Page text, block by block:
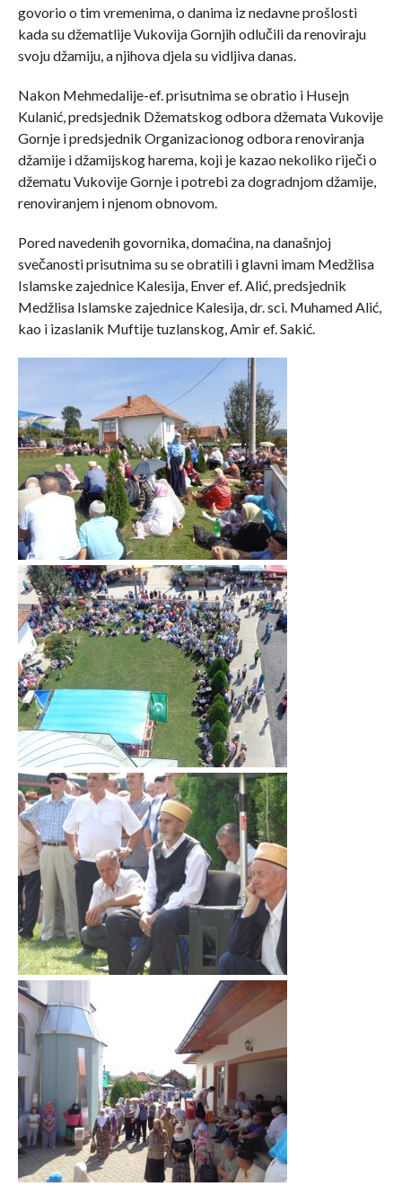
govorio o tim vremenima, o danima iz nedavne prošlosti
kada su džematlije Vukovija Gornjih odlučili da renoviraju
svoju džamiju, a njihova djela su vidljiva danas.
Nakon Mehmedalije-ef. prisutnima se obratio i Husejn
Kulanić, predsjednik Džematskog odbora džemata Vukovije
Gornje i predsjednik Organizacionog odbora renoviranja
džamije i džamijskog harema, koji je kazao nekoliko riječi o
džematu Vukovije Gornje i potrebi za dogradnjom džamije,
renoviranjem i njenom obnovom.
Pored navedenih govornika, domaćina, na današnjoj
svečanosti prisutnima su se obratili i glavni imam Medžlisa
Islamske zajednice Kalesija, Enver ef. Alić, predsjednik
Medžlisa Islamske zajednice Kalesija, dr. sci. Muhamed Alić,
kao i izaslanik Muftije tuzlanskog, Amir ef. Sakić.